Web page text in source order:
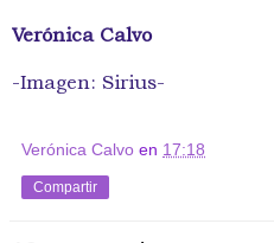
Verónica Calvo
-Imagen: Sirius-
Verónica Calvo en 17:18
Compartir